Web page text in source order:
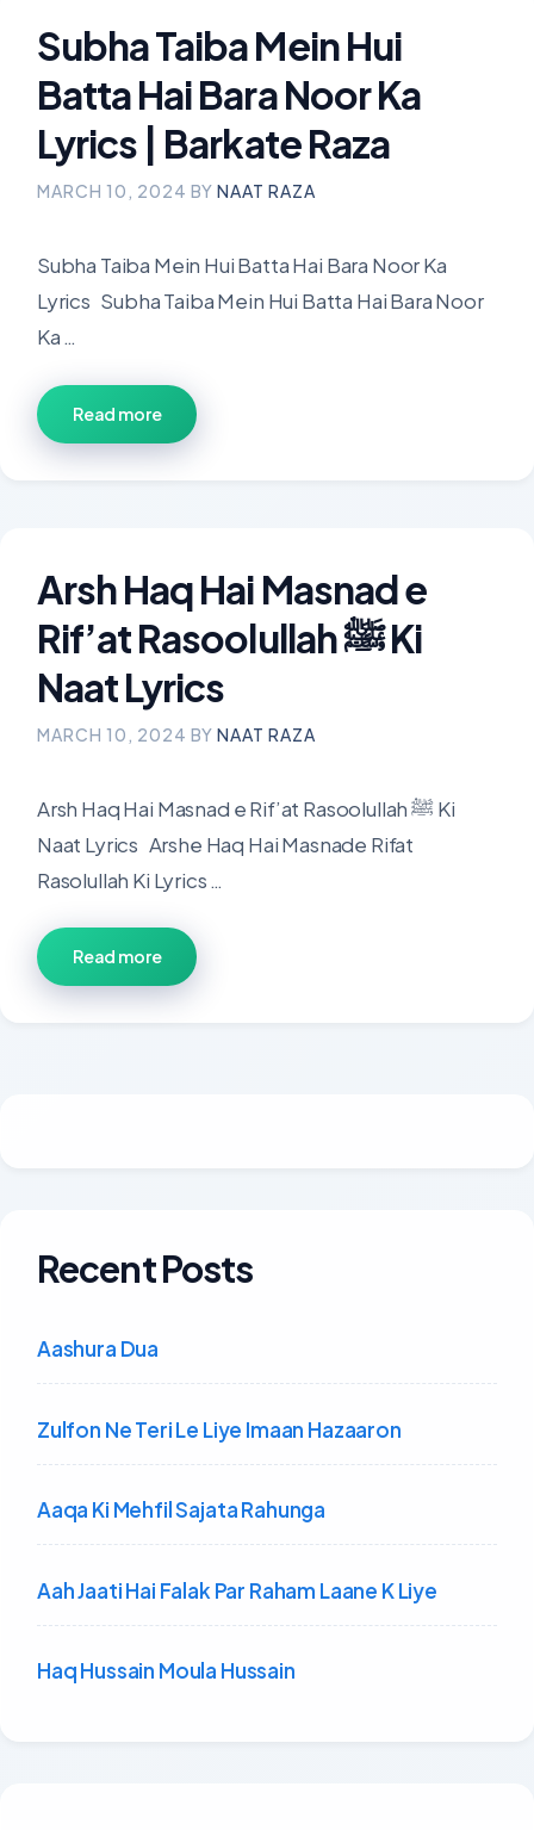
Subha Taiba Mein Hui
Batta Hai Bara Noor Ka
Lyrics | Barkate Raza
MARCH 10, 2024 BY NAAT RAZA
Subha Taiba Mein Hui Batta Hai Bara Noor Ka
Lyrics Subha Taiba Mein Hui Batta Hai Bara Noor
Ka …
Read more
Arsh Haq Hai Masnad e
Rif’at Rasoolullah ﷺ Ki
Naat Lyrics
MARCH 10, 2024 BY NAAT RAZA
Arsh Haq Hai Masnad e Rif’at Rasoolullah ﷺ Ki
Naat Lyrics Arshe Haq Hai Masnade Rifat
Rasolullah Ki Lyrics …
Read more
Recent Posts
Aashura Dua
Zulfon Ne Teri Le Liye Imaan Hazaaron
Aaqa Ki Mehfil Sajata Rahunga
Aah Jaati Hai Falak Par Raham Laane K Liye
Haq Hussain Moula Hussain